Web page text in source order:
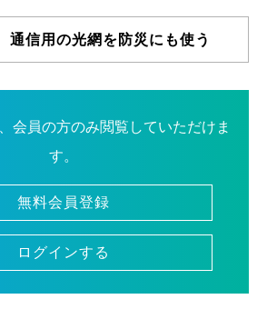
信用の光網を防災にも使う
会員の方のみ閲覧していただけま
す。
無料会員登録
ログインする